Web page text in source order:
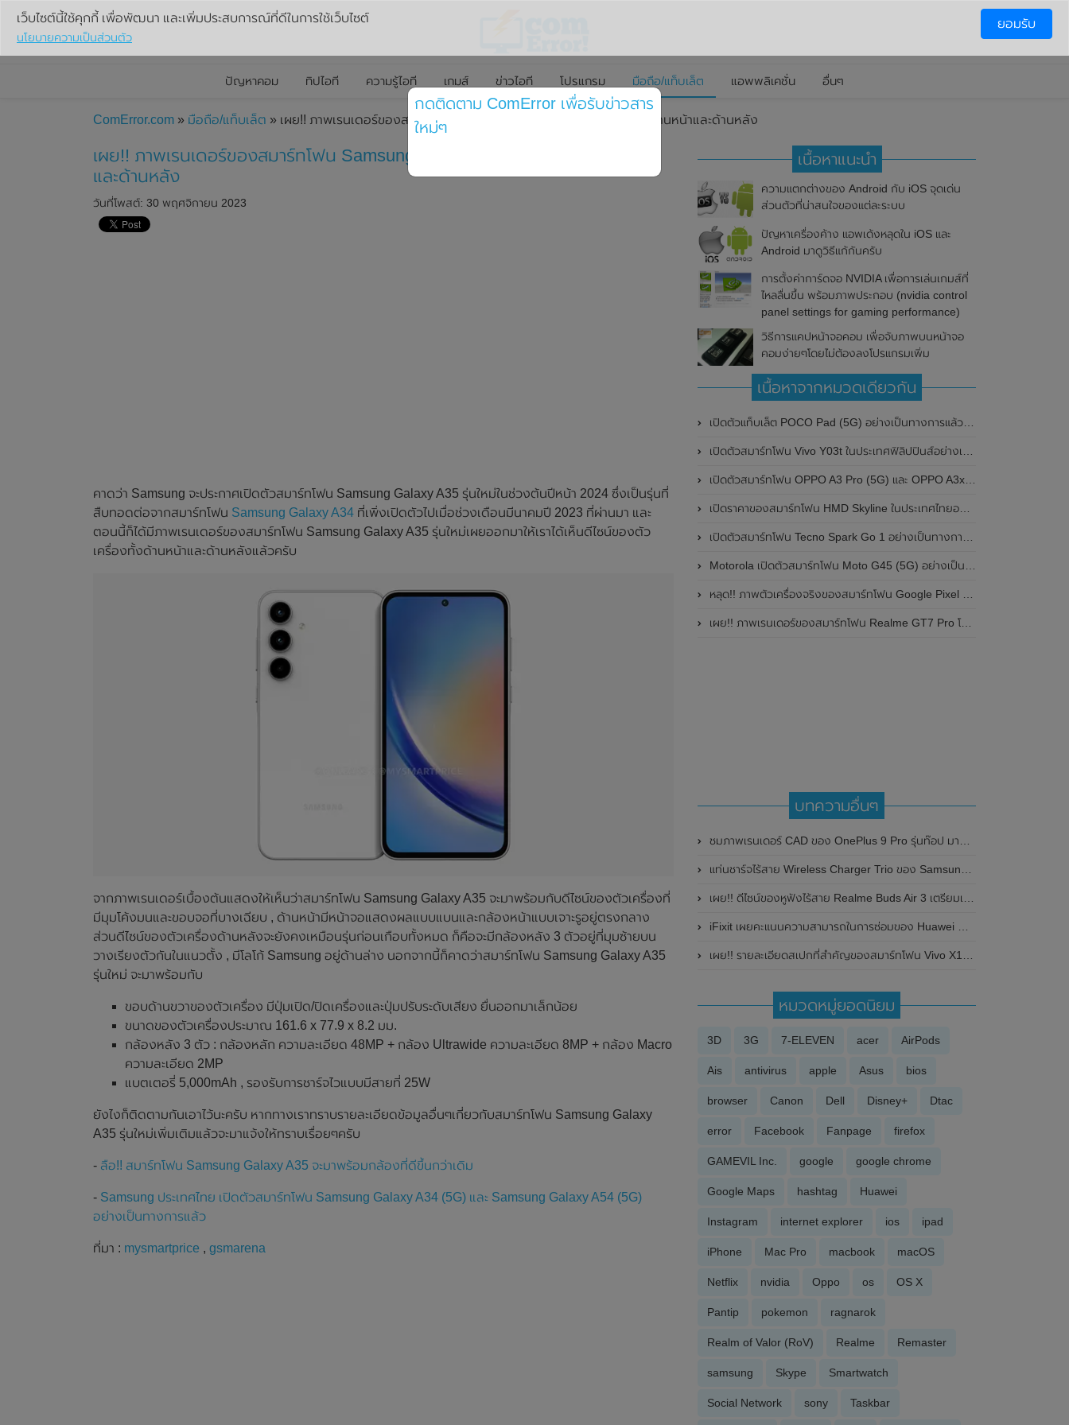
ปัญหาคอม ทิปไอที ความรู้ไอที เกมส์ ข่าวไอที โปรแกรม มือถือ/แท็บเล็ต แอพพลิเคชั่น อื่นๆ
ComError.com » มือถือ/แท็บเล็ต » เผย!! ภาพเรนเดอร์ของสมาร์ทโฟน Samsung Galaxy A35 โชว์ดีไซน์ทั้งด้านหน้าและด้านหลัง
เผย!! ภาพเรนเดอร์ของสมาร์ทโฟน Samsung Galaxy A35 โชว์ดีไซน์ทั้งด้านหน้า
และด้านหลัง
วันที่โพสต์: 30 พฤศจิกายน 2023
คาดว่า Samsung จะประกาศเปิดตัวสมาร์ทโฟน Samsung Galaxy A35 รุ่นใหม่ในช่วงต้นปีหน้า 2024 ซึ่งเป็นรุ่นที่
สืบทอดต่อจากสมาร์ทโฟน Samsung Galaxy A34 ที่เพิ่งเปิดตัวไปเมื่อช่วงเดือนมีนาคมปี 2023 ที่ผ่านมา และ
ตอนนี้ก็ได้มีภาพเรนเดอร์ของสมาร์ทโฟน Samsung Galaxy A35 รุ่นใหม่เผยออกมาให้เราได้เห็นดีไซน์ของตัว
เครื่องทั้งด้านหน้าและด้านหลังแล้วครับ
จากภาพเรนเดอร์เบื้องต้นแสดงให้เห็นว่าสมาร์ทโฟน Samsung Galaxy A35 จะมาพร้อมกับดีไซน์ของตัวเครื่องที่
มีมุมโค้งมนและขอบจอที่บางเฉียบ , ด้านหน้ามีหน้าจอแสดงผลแบบแบนและกล้องหน้าแบบเจาะรูอยู่ตรงกลาง
ส่วนดีไซน์ของตัวเครื่องด้านหลังจะยังคงเหมือนรุ่นก่อนเกือบทั้งหมด ก็คือจะมีกล้องหลัง 3 ตัวอยู่ที่มุมซ้ายบน
วางเรียงตัวกันในแนวตั้ง , มีโลโก้ Samsung อยู่ด้านล่าง นอกจากนี้ก็คาดว่าสมาร์ทโฟน Samsung Galaxy A35
รุ่นใหม่ จะมาพร้อมกับ
ขอบด้านขวาของตัวเครื่อง มีปุ่มเปิด/ปิดเครื่องและปุ่มปรับระดับเสียง ยื่นออกมาเล็กน้อย
ขนาดของตัวเครื่องประมาณ 161.6 x 77.9 x 8.2 มม.
กล้องหลัง 3 ตัว : กล้องหลัก ความละเอียด 48MP + กล้อง Ultrawide ความละเอียด 8MP + กล้อง Macro
ความละเอียด 2MP
แบตเตอรี่ 5,000mAh , รองรับการชาร์จไวแบบมีสายที่ 25W
ยังไงก็ติดตามกันเอาไว้นะครับ หากทางเราทราบรายละเอียดข้อมูลอื่นๆเกี่ยวกับสมาร์ทโฟน Samsung Galaxy
A35 รุ่นใหม่เพิ่มเติมแล้วจะมาแจ้งให้ทราบเรื่อยๆครับ
- ลือ!! สมาร์ทโฟน Samsung Galaxy A35 จะมาพร้อมกล้องที่ดีขึ้นกว่าเดิม
- Samsung ประเทศไทย เปิดตัวสมาร์ทโฟน Samsung Galaxy A34 (5G) และ Samsung Galaxy A54 (5G)
อย่างเป็นทางการแล้ว
ที่มา : mysmartprice , gsmarena
เนื้อหาแนะนำ
ความแตกต่างของ Android กับ iOS จุดเด่น
ส่วนตัวที่น่าสนใจของแต่ละระบบ
ปัญหาเครื่องค้าง แอพเด้งหลุดใน iOS และ
Android มาดูวิธีแก้กันครับ
การตั้งค่าการ์ดจอ NVIDIA เพื่อการเล่นเกมส์ที่
ไหลลื่นขึ้น พร้อมภาพประกอบ (nvidia control
panel settings for gaming performance)
วิธีการแคปหน้าจอคอม เพื่อจับภาพบนหน้าจอ
คอมง่ายๆโดยไม่ต้องลงโปรแกรมเพิ่ม
เนื้อหาจากหมวดเดียวกัน
เปิดตัวแท็บเล็ต POCO Pad (5G) อย่างเป็นทางการแล้วในประเทศอินเดีย มาพร้อมชิปเซ็ต Snapdragon 7s Gen 2 ของ Qualcomm และรองรับเครือข่าย 5G
เปิดตัวสมาร์ทโฟน Vivo Y03t ในประเทศฟิลิปปินส์อย่างเป็นทางการแล้ว มาพร้อมชิปเซ็ต Unisoc T612 , กล้องหลัง ความละเอียด 13MP , แบตเตอรี่ 5,000mAh และหน้าจอแสดงผล LCD / 90Hz
เปิดตัวสมาร์ทโฟน OPPO A3 Pro (5G) และ OPPO A3x ในประเทศไทยอย่างเป็นทางการแล้ว ในราคาเริ่มต้นเพียง 3,999 บาท
เปิดราคาของสมาร์ทโฟน HMD Skyline ในประเทศไทยอย่างเป็นทางการแล้ว ราคา 14,990 บาท
เปิดตัวสมาร์ทโฟน Tecno Spark Go 1 อย่างเป็นทางการแล้ว มาพร้อมหน้าจอแสดงผล LCD / 120Hz , แบตเตอรี่ 5,000mAh และใช้ชิปเซ็ต Unisoc
Motorola เปิดตัวสมาร์ทโฟน Moto G45 (5G) อย่างเป็นทางการแล้วในอินเดีย
หลุด!! ภาพตัวเครื่องจริงของสมาร์ทโฟน Google Pixel 9a โชว์ดีไซน์ใหม่ กล้องหลังแบนราบ ไม่มีกรอบของกล้องแล้ว
เผย!! ภาพเรนเดอร์ของสมาร์ทโฟน Realme GT7 Pro โชว์ให้เห็นดีไซน์ใหม่ พร้อมเผยรายละเอียดสเปกที่สำคัญบางส่วน
บทความอื่นๆ
ชมภาพเรนเดอร์ CAD ของ OnePlus 9 Pro รุ่นท๊อป มาพร้อมกล้องหน้าแบบเจาะรู และกล้องหลัง 4 ตัว
แท่นชาร์จไร้สาย Wireless Charger Trio ของ Samsung โผล่บนเว็บไซต์ Samsung ต่างประเทศ เผยให้เห็นรายละเอียดสเปกเพิ่มเติม
เผย!! ดีไซน์ของหูฟังไร้สาย Realme Buds Air 3 เตรียมเปิดตัวที่ประเทศอินเดียในเดือนกุมภาพันธ์ 2022 นี้
iFixit เผยคะแนนความสามารถในการซ่อมของ Huawei Mate XS พบว่าซ่อมแซมยาก
เผย!! รายละเอียดสเปกที่สำคัญของสมาร์ทโฟน Vivo X100 Pro+ มาพร้อมกล้องหลัง 4 ตัว ความละเอียดสูงถึง 200MP
หมวดหมู่ยอดนิยม
3D 3G 7-ELEVEN acer AirPods
Ais antivirus apple Asus bios
browser Canon Dell Disney+ Dtac
error Facebook Fanpage firefox
GAMEVIL Inc. google google chrome
Google Maps hashtag Huawei
Instagram internet explorer ios ipad
iPhone Mac Pro macbook macOS
Netflix nvidia Oppo os OS X
Pantip pokemon ragnarok
Realm of Valor (RoV) Realme Remaster
samsung Skype Smartwatch
Social Network sony Taskbar
เว็บไซต์นี้ใช้คุกกี้ เพื่อพัฒนา และเพิ่มประสบการณ์ที่ดีในการใช้เว็บไซต์
นโยบายความเป็นส่วนตัว
ยอมรับ
กดติดตาม ComError เพื่อรับข่าวสาร
ใหม่ๆ